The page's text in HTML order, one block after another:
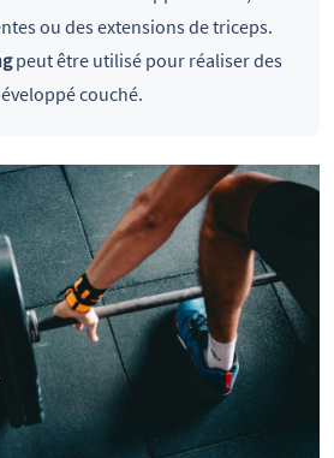
ou des extensions de triceps.
peut être utilisé pour réaliser des
couché.